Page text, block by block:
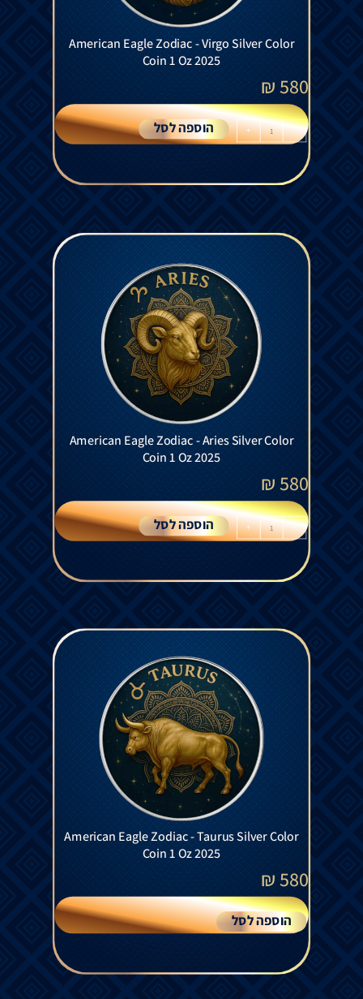
American Eagle Zodiac - Virgo Silver Color
Coin 1 Oz 2025
580
₪
-
+ הוספה לסל
American Eagle Zodiac - Aries Silver Color
Coin 1 Oz 2025
580
₪
-
+ הוספה לסל
American Eagle Zodiac - Taurus Silver Color
Coin 1 Oz 2025
580
₪
הוספה לסל